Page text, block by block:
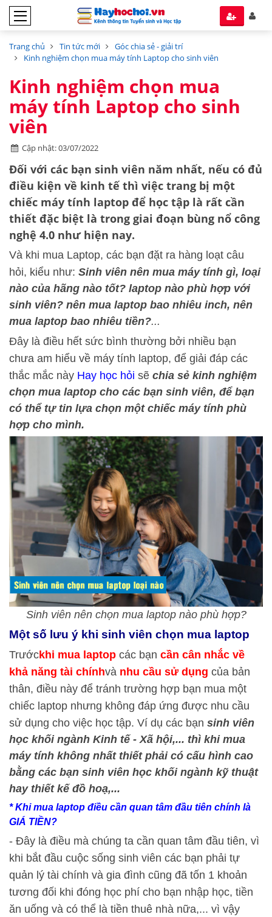
Trang chủ Tin tức mới
Góc chia sẻ - giải trí
Kinh nghiệm chọn mua máy tính Laptop cho sinh viên
Kinh nghiệm chọn mua
máy tính Laptop cho sinh
viên
Cập nhật: 03/07/2022
Đối với các bạn sinh viên năm nhất, nếu có đủ
điều kiện về kinh tế thì việc trang bị một
chiếc máy tính laptop để học tập là rất cần
thiết đặc biệt là trong giai đoạn bùng nổ công
nghệ 4.0 như hiện nay.
Và khi mua Laptop, các bạn đặt ra hàng loạt câu
hỏi, kiểu như: Sinh viên nên mua máy tính gì, loại
nào của hãng nào tốt? laptop nào phù hợp với
sinh viên? nên mua laptop bao nhiêu inch, nên
mua laptop bao nhiêu tiền?...
Đây là điều hết sức bình thường bởi nhiều bạn
chưa am hiểu về máy tính laptop, để giải đáp các
thắc mắc này Hay học hỏi sẽ chia sẻ kinh nghiệm
chọn mua laptop cho các bạn sinh viên, để bạn
có thể tự tin lựa chọn một chiếc máy tính phù
hợp cho mình.
Sinh viên nên chọn mua laptop nào phù hợp?
Một số lưu ý khi sinh viên chọn mua laptop
Trướckhi mua laptop các bạn cần cân nhắc về
khả năng tài chínhvà nhu cầu sử dụng của bản
thân, điều này để tránh trường hợp bạn mua một
chiếc laptop nhưng không đáp ứng được nhu cầu
sử dụng cho việc học tập. Ví dụ các bạn sinh viên
học khối ngành Kinh tế - Xã hội,... thì khi mua
máy tính không nhất thiết phải có cấu hình cao
bằng các bạn sinh viên học khối ngành kỹ thuật
hay thiết kế đồ hoạ,...
* Khi mua laptop điều cần quan tâm đầu tiên chính là
GIÁ TIỀN?
- Đây là điều mà chúng ta cần quan tâm đầu tiên, vì
khi bắt đầu cuộc sống sinh viên các bạn phải tự
quản lý tài chính và gia đình cũng đã tốn 1 khoản
tương đối khi đóng học phí cho bạn nhập học, tiền
ăn uống và có thể là tiền thuê nhà nữa,... vì vậy